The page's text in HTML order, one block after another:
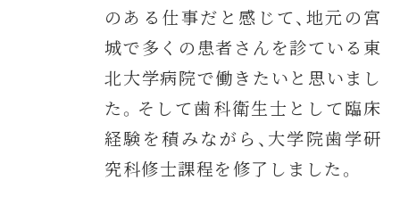
のある仕事だと感じて、地元の宮
城で多くの患者さんを診ている東
北大学病院で働きたいと思いまし
た。そして歯科衛生士として臨床
経験を積みながら、大学院歯学研
究科修士課程を修了しました。